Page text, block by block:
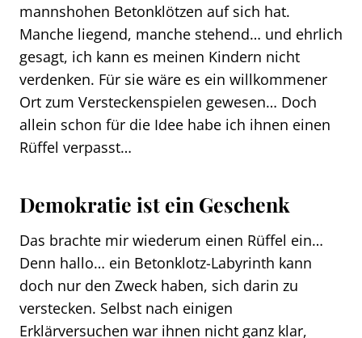
mannshohen Betonklötzen auf sich hat.
Manche liegend, manche stehend… und ehrlich
gesagt, ich kann es meinen Kindern nicht
verdenken. Für sie wäre es ein willkommener
Ort zum Versteckenspielen gewesen… Doch
allein schon für die Idee habe ich ihnen einen
Rüffel verpasst…
Demokratie ist ein Geschenk
Das brachte mir wiederum einen Rüffel ein…
Denn hallo… ein Betonklotz-Labyrinth kann
doch nur den Zweck haben, sich darin zu
verstecken. Selbst nach einigen
Erklärversuchen war ihnen nicht ganz klar,